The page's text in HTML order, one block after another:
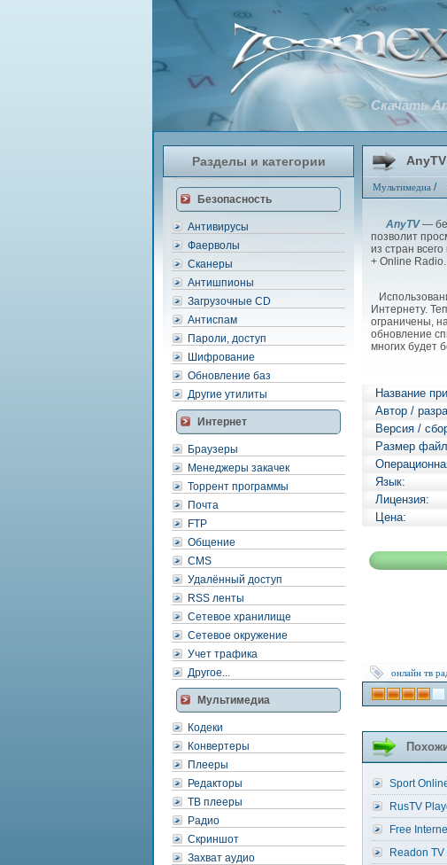
Разделы и категории
Безопасность
Антивирусы
Фаерволы
Сканеры
Антишпионы
Загрузочные CD
Антиспам
Пароли, доступ
Шифрование
Обновление баз
Другие утилиты
Интернет
Браузеры
Менеджеры закачек
Торрент программы
Почта
FTP
Общение
CMS
Удалённый доступ
RSS ленты
Сетевое хранилище
Сетевое окружение
Учет трафика
Другое...
Мультимедиа
Кодеки
Конвертеры
Плееры
Редакторы
ТВ плееры
Радио
Скриншот
Захват аудио
Мультимедиа /
Скачать
AnyTV—
позволит
из стран
+ Online Radio.
Интернету.
ограничены,
обновление
многих будет
Название
Автор /
Версия /
Размер
Язык:
Лицензия:
Цена:
онлайн тв
Sport
RusTV
Free
Readon